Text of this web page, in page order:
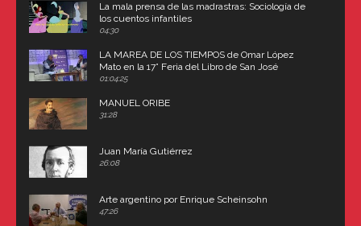
La mala prensa de las madrastras: Sociología de
los cuentos infantiles
04:30
LA MAREA DE LOS TIEMPOS de Omar López
Mato en la 17° Feria del Libro de San José
(Uruguay)
01:04:25
MANUEL ORIBE
31:28
Juan María Gutiérrez
26:08
Arte argentino por Enrique Scheinsohn
47:26